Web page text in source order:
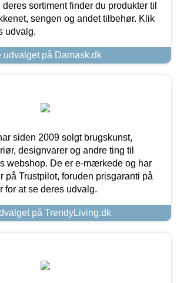
sortiment finder du produkter til
sengen og andet tilbehør. Klik
udvalg.
udvalget på Damask.dk
siden 2009 solgt brugskunst,
designvarer og andre ting til
webshop. De er e-mærkede og har
på Trustpilot, foruden prisgaranti på
for at se deres udvalg.
på TrendyLiving.dk